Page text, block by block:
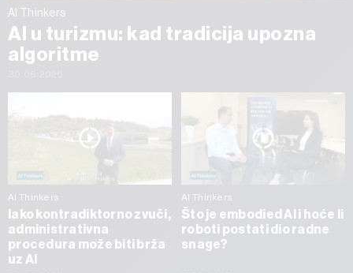
AI Thinkers
AI u turizmu: kad tradicija upozna
algoritme
AI Thinkers
Iako kontradiktorno zvuči,
administrativna
procedura može biti brža
uz AI
AI Thinkers
Što je embodied AI i hoće li
roboti postati dio radne
snage?